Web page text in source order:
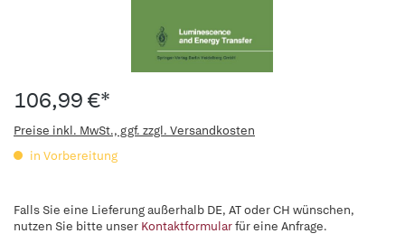
106,99 €*
Preise inkl. MwSt., ggf. zzgl. Versandkosten
in Vorbereitung
Falls Sie eine Lieferung außerhalb DE, AT oder CH wünschen,
nutzen Sie bitte unser Kontaktformularfür eine Anfrage.